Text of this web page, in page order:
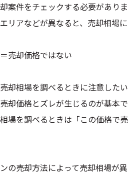
案件をチェックする必要がありま
リアなどが異なると、売却相場
売却価格ではない
却相場を調べるときに注意した
却価格とズレが生じるのが基本で
場を調べるときは「この価格で
の売却方法によって売却相場が